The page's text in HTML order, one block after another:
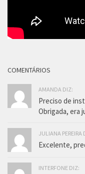
COMENTÁRIOS
AMANDA DIZ:
Preciso de
Obrigada, era
JULIANA PEREIRA
Excelente,
INTERFONE DIZ: